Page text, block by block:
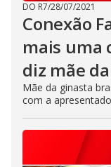
DO R7/28/07/2021
Conexão
mais uma
diz mãe
Mãe da ginasta
com a